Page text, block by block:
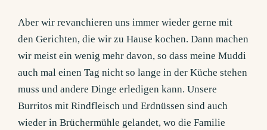
Aber wir revanchieren uns immer wieder gerne mit
den Gerichten, die wir zu Hause kochen. Dann machen
wir meist ein wenig mehr davon, so dass meine Muddi
auch mal einen Tag nicht so lange in der Küche stehen
muss und andere Dinge erledigen kann. Unsere
Burritos mit Rindfleisch und Erdnüssen sind auch
wieder in Brüchermühle gelandet, wo die Familie